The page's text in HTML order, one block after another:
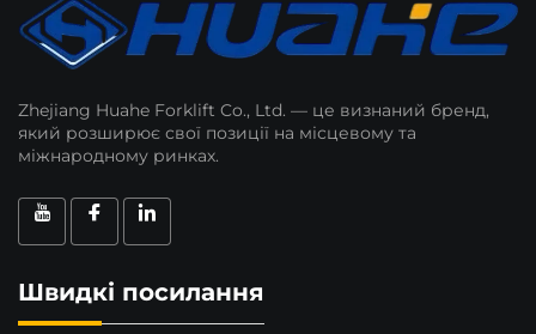
Zhejiang Huahe Forklift Co., Ltd. — це визнаний бренд,
який розширює свої позиції на місцевому та
міжнародному ринках.
Швидкі посилання